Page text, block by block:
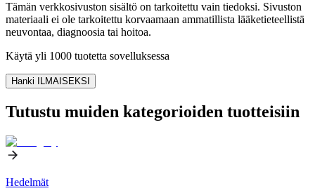
Tämän verkkosivuston sisältö on tarkoitettu vain tiedoksi. Sivuston
materiaali ei ole tarkoitettu korvaamaan ammatillista lääketieteellistä
neuvontaa, diagnoosia tai hoitoa.
Käytä yli 1000 tuotetta sovelluksessa
Hanki ILMAISEKSI
Tutustu muiden kategorioiden tuotteisiin
Hedelmät